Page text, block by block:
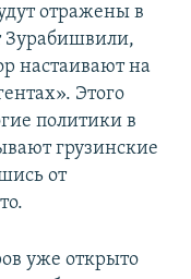
отражены в
Зурабишвили,
настаивают на
Этого
политики в
грузинские
от
уже открыто